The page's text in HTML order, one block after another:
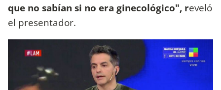
que no sabían si no era ginecológico", reveló
el presentador.